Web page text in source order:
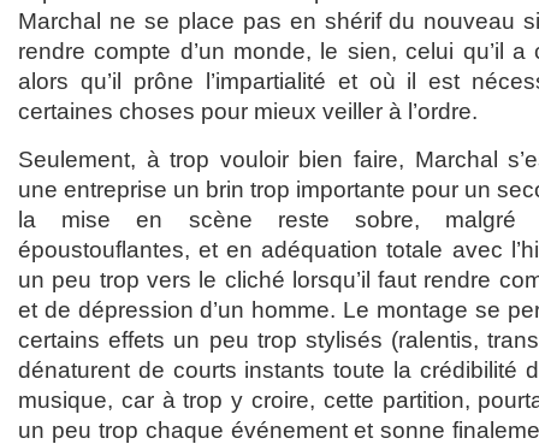
Marchal ne se place pas en shérif du nouveau
rendre compte d’un monde, le sien, celui qu’il a
alors qu’il prône l’impartialité et où il est
certaines choses pour mieux veiller à l’ordre.
Seulement, à trop vouloir bien faire, Marchal
une entreprise un brin trop importante pour un
la mise en scène reste sobre, malgré
époustouflantes, et en adéquation totale avec
un peu trop vers le cliché lorsqu’il faut rendre
et de dépression d’un homme. Le montage se
certains effets un peu trop stylisés (ralentis,
dénaturent de courts instants toute la crédibilité
musique, car à trop y croire, cette partition,
un peu trop chaque événement et sonne